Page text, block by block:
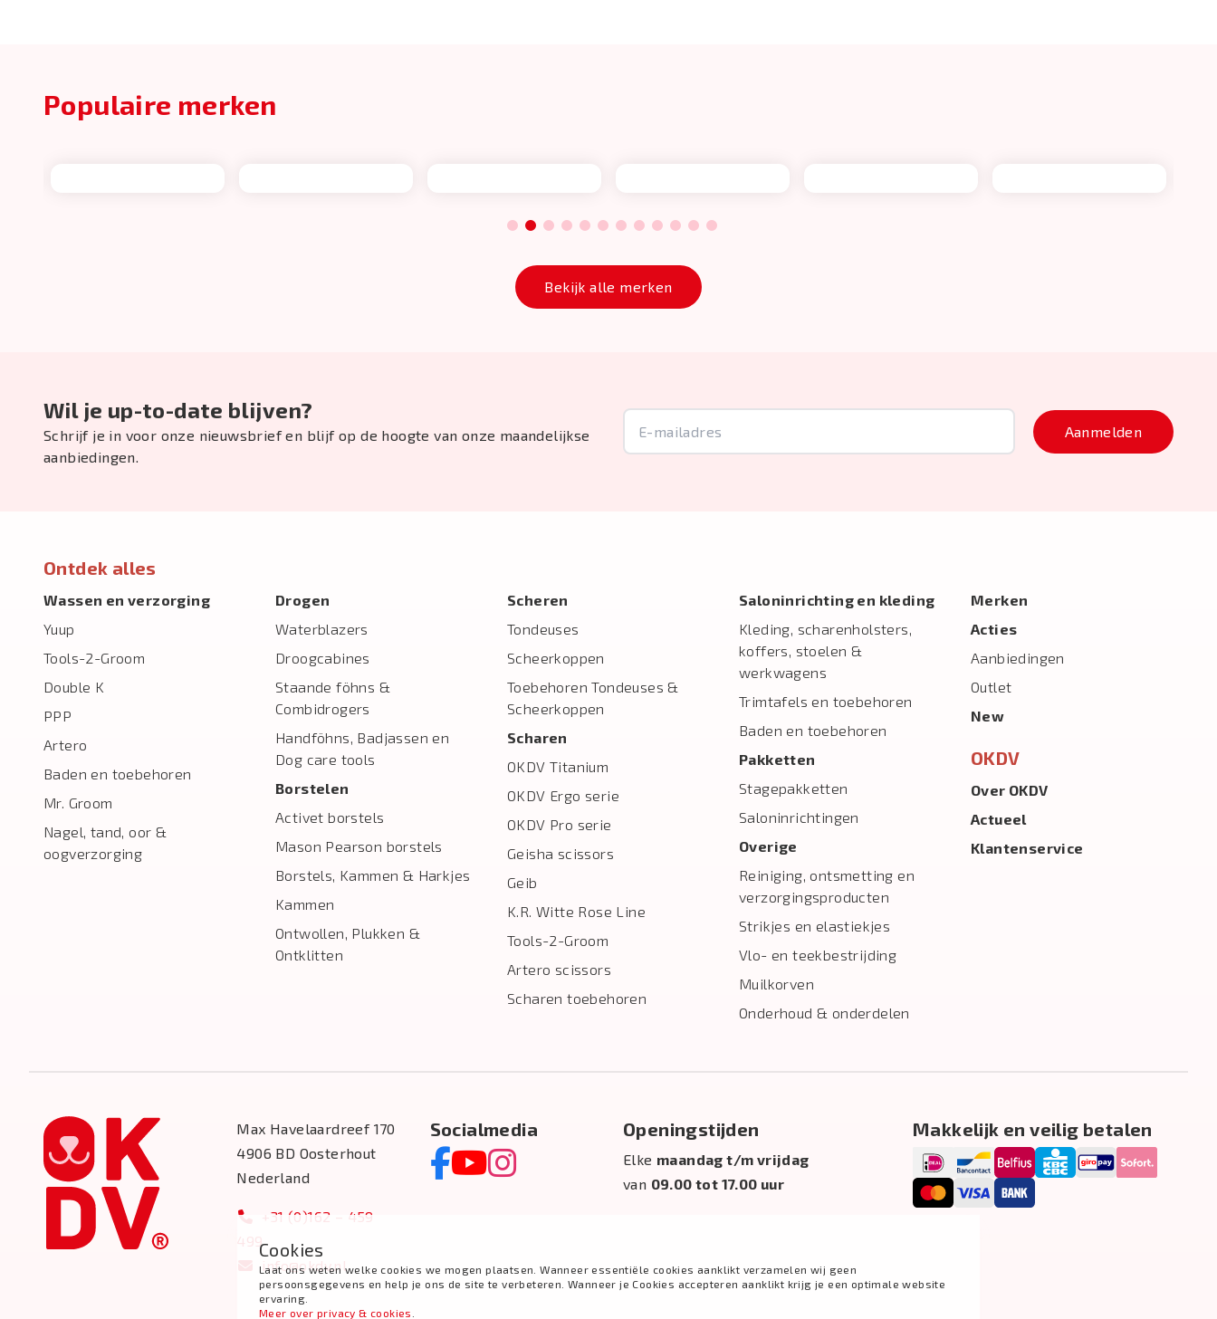
Populaire merken
1 2 3 4 5 6 7 8 9 10 11 12
Bekijk alle merken
Wil je up-to-date blijven?
Schrijf je in voor onze nieuwsbrief en blijf op de hoogte van onze maandelijkse
aanbiedingen.
Aanmelden
Ontdek alles
Wassen en verzorging
Yuup
Tools-2-Groom
Double K
PPP
Artero
Baden en toebehoren
Mr. Groom
Nagel, tand, oor &
oogverzorging
Drogen
Waterblazers
Droogcabines
Staande föhns &
Combidrogers
Handföhns, Badjassen en
Dog care tools
Borstelen
Activet borstels
Mason Pearson borstels
Borstels, Kammen & Harkjes
Kammen
Ontwollen, Plukken &
Ontklitten
Scheren
Tondeuses
Scheerkoppen
Toebehoren Tondeuses &
Scheerkoppen
Scharen
OKDV Titanium
OKDV Ergo serie
OKDV Pro serie
Geisha scissors
Geib
K.R. Witte Rose Line
Tools-2-Groom
Artero scissors
Scharen toebehoren
Salon­inrichting en kleding
Kleding, scharenholsters,
koffers, stoelen &
werkwagens
Trimtafels en toebehoren
Baden en toebehoren
Pakketten
Stagepakketten
Saloninrichtingen
Overige
Reiniging, ontsmetting en
verzorgingsproducten
Strikjes en elastiekjes
Vlo- en teekbestrijding
Muilkorven
Onderhoud & onderdelen
Merken
Acties
Aanbiedingen
Outlet
New
OKDV
Over OKDV
Actueel
Klantenservice
Max Havelaardreef 170
4906 BD Oosterhout
Nederland
+31 (0)162 – 459
499
info@okdv.nl
Socialmedia Openingstijden
Elke maandag t/m vrijdag
van 09.00 tot 17.00 uur
Makkelijk en veilig betalen
Cookies
Laat ons weten welke cookies we mogen plaatsen. Wanneer essentiële cookies aanklikt verzamelen wij geen
persoonsgegevens en help je ons de site te verbeteren. Wanneer je Cookies accepteren aanklikt krijg je een optimale website
ervaring.
Meer over privacy & cookies